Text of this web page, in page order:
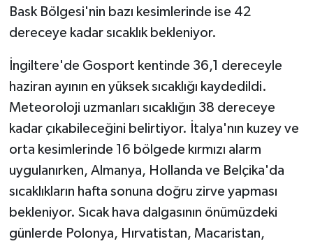
Bask Bölgesi'nin bazı kesimlerinde ise 42
dereceye kadar sıcaklık bekleniyor.
İngiltere'de Gosport kentinde 36,1 dereceyle
haziran ayının en yüksek sıcaklığı kaydedildi.
Meteoroloji uzmanları sıcaklığın 38 dereceye
kadar çıkabileceğini belirtiyor. İtalya'nın kuzey ve
orta kesimlerinde 16 bölgede kırmızı alarm
uygulanırken, Almanya, Hollanda ve Belçika'da
sıcaklıkların hafta sonuna doğru zirve yapması
bekleniyor. Sıcak hava dalgasının önümüzdeki
günlerde Polonya, Hırvatistan, Macaristan,